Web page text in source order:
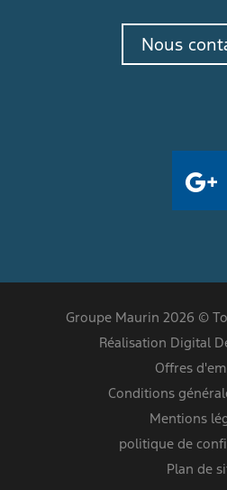
Nous
Groupe Maurin 2026 ©
Réalisation Digital
Offres
Conditions
Mentions
politique de
Plan de